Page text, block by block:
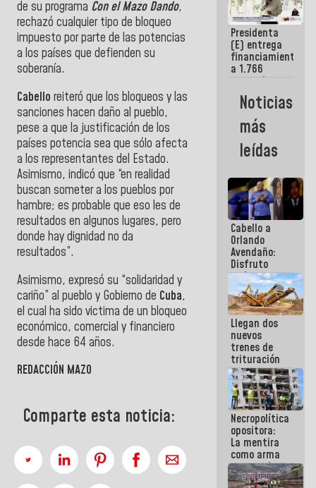
de su programa Con el Mazo Dando,
rechazó cualquier tipo de bloqueo
impuesto por parte de las potencias
a los países que defienden su
soberanía.
Cabello reiteró que los bloqueos y las
sanciones hacen daño al pueblo,
pese a que la justificación de los
países potencia sea que sólo afecta
a los representantes del Estado.
Asimismo, indicó que “en realidad
buscan someter a los pueblos por
hambre; es probable que eso les de
resultados en algunos lugares, pero
donde hay dignidad no da
resultados”.
Asimismo, expresó su “solidaridad y
cariño” al pueblo y Gobierno de Cuba,
el cual ha sido victima de un bloqueo
económico, comercial y financiero
desde hace 64 años.
REDACCIÓN MAZO
Comparte esta noticia:
estará
acompañada
por el
Gobierno
Nacional
Presidenta
(E) entrega
financiamientos
a 1.766
comerciantes
emprendedores
afectados
por
terremotos
Noticias
más
leídas
Cabello a
Orlando
Avendaño:
Disfruto
cada vez
que escribes
porque lo
que haces
es
embarrarla
Llegan dos
nuevos
trenes de
trituración
para
optimizar
manejo de
escombros
en La Guaira
Necropolítica
opositora:
La mentira
como arma
contra el
Pueblo